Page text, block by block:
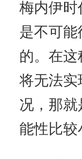
梅内伊时
是不可
的。在
将无法实
况，那
能性比较